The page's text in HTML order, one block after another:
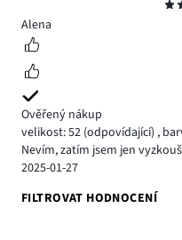
4
Alena
Ověřený nákup
velikost: 52 (odpovídající) ,
Nevím, zatím jsem jen
2025-01-27
FILTROVAT HODNOCENÍ